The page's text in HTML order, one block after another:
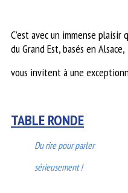
C’est avec un immense
du Grand Est, basés en Alsace,
vous invitent à une
TABLE RONDE
Du rire pour parler
sérieusement !